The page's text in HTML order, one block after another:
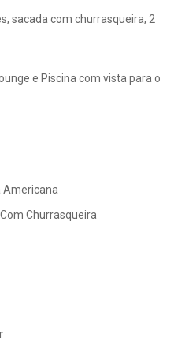
sacada com churrasqueira, 2
e Piscina com vista para o
Americana
Churrasqueira